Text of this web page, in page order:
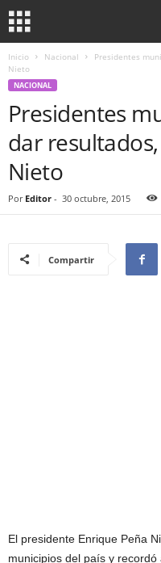
Inicio Nacional
Presidentes
Nieto
NACIONAL
Presidentes
dar
Nieto
Por Editor - 30 octubre, 2015
Compartir
El presidente Enrique Peña
municipios del país y